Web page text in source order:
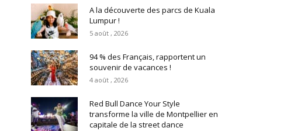
A la découverte des parcs de Kuala
Lumpur !
5 août , 2026
94 % des Français, rapportent un
souvenir de vacances !
4 août , 2026
Red Bull Dance Your Style
transforme la ville de Montpellier en
capitale de la street dance